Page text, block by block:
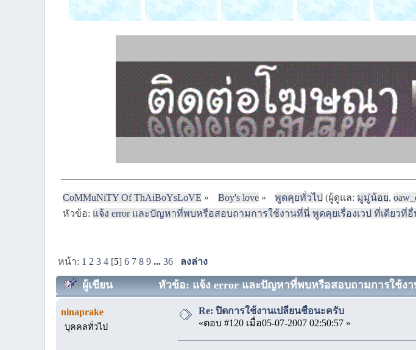
CoMMuNiTY Of ThAiBoYsLoVE » Boy's love» พูดคุยทั่วไป (ผู้ดูแล: มูมู่น้อย,
หัวข้อ: แจ้ง error และปัญหาที่พบหรือสอบถามการใช้งานที่นี่ พูดคุยเรื่องเวป ที่เดียวที่
หน้า: 1 2 3 4 [5]6 7 8 9 ...36 ลงล่าง
ผู้เขียน หัวข้อ: แจ้ง error และปัญหาที่พบหรือสอบถามการใช้งา
ninaprake
บุคคลทั่วไป
Re: ปิดการใช้งานเปลี่ยนชื่อนะครับ
«ตอบ #120 เมื่อ05-07-2007 02:50:57 »